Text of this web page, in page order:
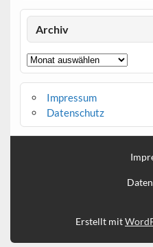
Archiv
Archiv
Impressum
Datenschutz
Erstellt mit